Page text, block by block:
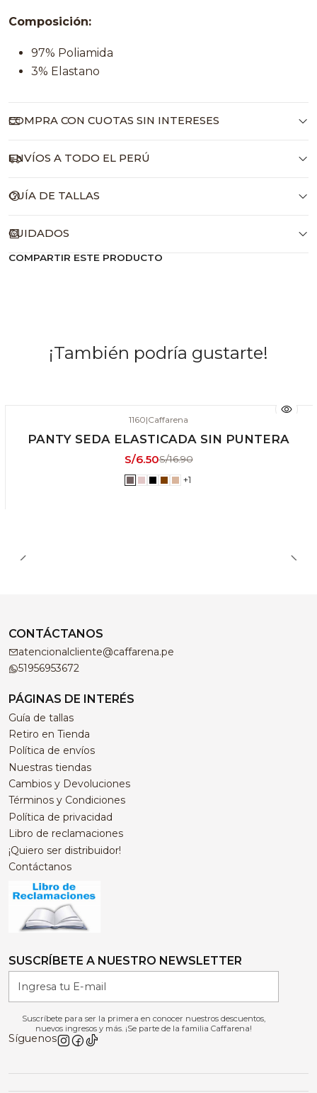
Composición:
97% Poliamida
3% Elastano
COMPRA CON CUOTAS SIN INTERESES
ENVÍOS A TODO EL PERÚ
GUÍA DE TALLAS
CUIDADOS
COMPARTIR ESTE PRODUCTO
¡También podría gustarte!
ÚLTIMAS UNIDADES
1160|Caffarena
PANTY SEDA ELASTICADA SIN PUNTERA
S/6.50S/16.90
+1
CONTÁCTANOS
atencionalcliente@caffarena.pe
51956953672
PÁGINAS DE INTERÉS
Guía de tallas
Retiro en Tienda
Política de envíos
Nuestras tiendas
Cambios y Devoluciones
Términos y Condiciones
Política de privacidad
Libro de reclamaciones
¡Quiero ser distribuidor!
Contáctanos
SUSCRÍBETE A NUESTRO NEWSLETTER
Suscríbete para ser la primera en conocer nuestros descuentos,
nuevos ingresos y más. ¡Se parte de la familia Caffarena!
Síguenos